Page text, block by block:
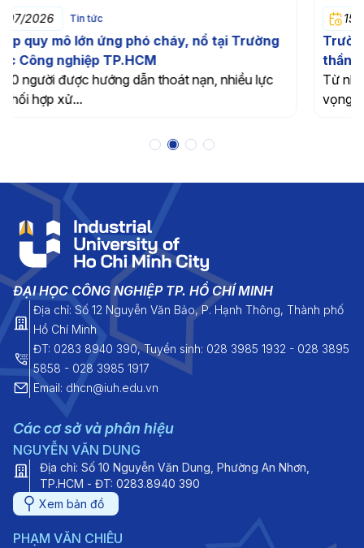
15/05/2026
Trường đại học Công nghiệp TP. HCM lan tỏa tinh
thần sáng tạo trẻ tại sự kiện “Tuổi trẻ Sáng tạo
phường Hạnh Thông”
Từ những ý tưởng nhỏ trên ghế nhà trường đến khát
vọng làm chủ công...
ĐẠI HỌC CÔNG NGHIỆP TP. HỒ CHÍ MINH
Địa chỉ: Số 12 Nguyễn Văn Bảo, P. Hạnh Thông, Thành phố
Hồ Chí Minh
ĐT: 0283 8940 390, Tuyển sinh: 028 3985 1932 - 028 3895
5858 - 028 3985 1917
Email: dhcn@iuh.edu.vn
Các cơ sở và phân hiệu
NGUYỄN VĂN DUNG
Địa chỉ: Số 10 Nguyễn Văn Dung, Phường An Nhơn,
TP.HCM - ĐT: 0283.8940 390
Xem bản đồ
PHẠM VĂN CHIÊU